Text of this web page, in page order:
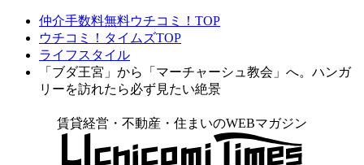
仲介手数料無料ウチコミ！TOP
ウチコミ！タイムズTOP
ライフスタイル
「ブダ王宮」から「マーチャーシュ教会」へ。ハンガ
リーを訪れたら必ず見たい絶景
賃貸経営・不動産・住まいのWEBマガジン